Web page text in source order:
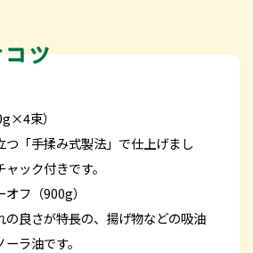
束）
つ「手揉み式製法」で仕上げまし
ック付きです。
フ（900g）
の良さが特長の、揚げ物などの吸油
ラ油です。